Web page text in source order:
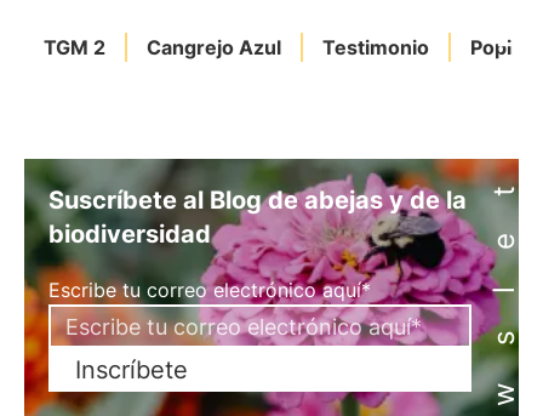
TGM 2 Cangrejo Azul Testimonio Popilia
Newsletter
Suscríbete al Blog de abejas y de la
biodiversidad
Escribe tu correo electrónico aquí*
Inscríbete